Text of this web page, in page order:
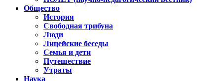
Общество
История
Свободная трибуна
Люди
Лицейские беседы
Семья и дети
Путешествие
Утраты
Наука